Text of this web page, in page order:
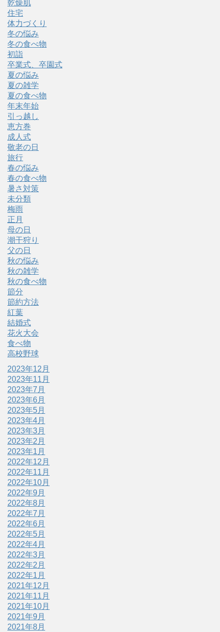
乾燥肌
住宅
体力づくり
冬の悩み
冬の食べ物
初詣
卒業式、卒園式
夏の悩み
夏の雑学
夏の食べ物
年末年始
引っ越し
恵方巻
成人式
敬老の日
旅行
春の悩み
春の食べ物
暑さ対策
未分類
梅雨
正月
母の日
潮干狩り
父の日
秋の悩み
秋の雑学
秋の食べ物
節分
節約方法
紅葉
結婚式
花火大会
食べ物
高校野球
2023年12月
2023年11月
2023年7月
2023年6月
2023年5月
2023年4月
2023年3月
2023年2月
2023年1月
2022年12月
2022年11月
2022年10月
2022年9月
2022年8月
2022年7月
2022年6月
2022年5月
2022年4月
2022年3月
2022年2月
2022年1月
2021年12月
2021年11月
2021年10月
2021年9月
2021年8月